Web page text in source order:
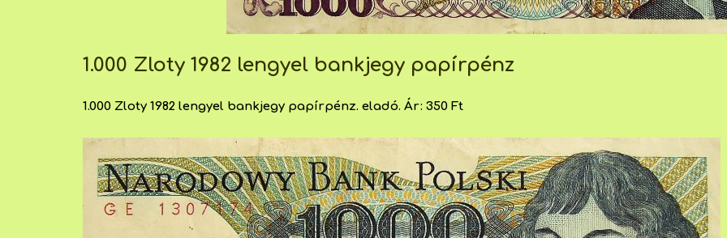
1.000 Zloty 1982 lengyel bankjegy papírpénz
1.000 Zloty 1982 lengyel bankjegy papírpénz. eladó. Ár: 350 Ft